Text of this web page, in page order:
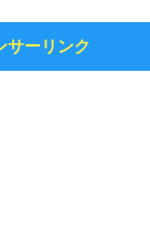
サーリンク